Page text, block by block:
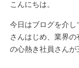
こんにちは。
今日はブログを介
さんはじめ、業界
の心熱き社員さんが